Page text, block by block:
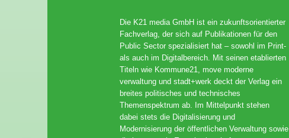
Die K21 media GmbH ist ein zukunftsorientierter
Fachverlag, der sich auf Publikationen für den
Public Sector spezialisiert hat – sowohl im Print-
als auch im Digitalbereich. Mit seinen etablierten
Titeln wie Kommune21, move moderne
verwaltung und stadt+werk deckt der Verlag ein
breites politisches und technisches
Themenspektrum ab. Im Mittelpunkt stehen
dabei stets die Digitalisierung und
Modernisierung der öffentlichen Verwaltung sowie